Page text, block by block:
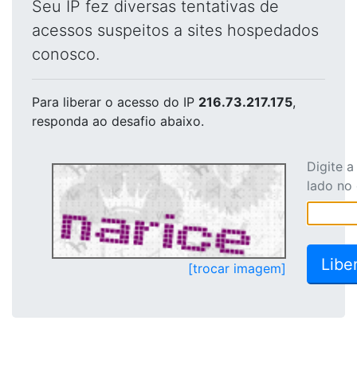
Seu IP fez diversas tentativas de
acessos suspeitos a sites hospedados
conosco.
Para liberar o acesso do IP 216.73.217.175,
responda ao desafio abaixo.
[trocar imagem]
Digite
lado no